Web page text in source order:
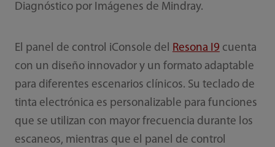
Diagnóstico por Imágenes de Mindray.
El panel de control iConsole del Resona I9 cuenta
con un diseño innovador y un formato adaptable
para diferentes escenarios clínicos. Su teclado de
tinta electrónica es personalizable para funciones
que se utilizan con mayor frecuencia durante los
escaneos, mientras que el panel de control